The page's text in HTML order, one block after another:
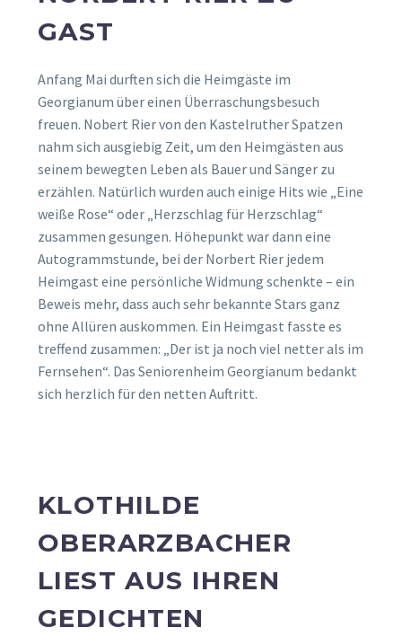
GAST
Anfang Mai durften sich die Heimgäste im
Georgianum über einen Überraschungsbesuch
freuen. Nobert Rier von den Kastelruther Spatzen
nahm sich ausgiebig Zeit, um den Heimgästen aus
seinem bewegten Leben als Bauer und Sänger zu
erzählen. Natürlich wurden auch einige Hits wie „Eine
weiße Rose“ oder „Herzschlag für Herzschlag“
zusammen gesungen. Höhepunkt war dann eine
Autogrammstunde, bei der Norbert Rier jedem
Heimgast eine persönliche Widmung schenkte – ein
Beweis mehr, dass auch sehr bekannte Stars ganz
ohne Allüren auskommen. Ein Heimgast fasste es
treffend zusammen: „Der ist ja noch viel netter als im
Fernsehen“. Das Seniorenheim Georgianum bedankt
sich herzlich für den netten Auftritt.
KLOTHILDE
OBERARZBACHER
LIEST AUS IHREN
GEDICHTEN